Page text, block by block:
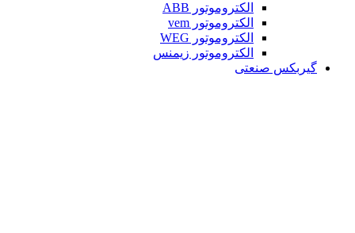
الکتروموتور ABB
الکتروموتور vem
الکتروموتور WEG
الکتروموتور زیمنس
گیربکس صنعتی